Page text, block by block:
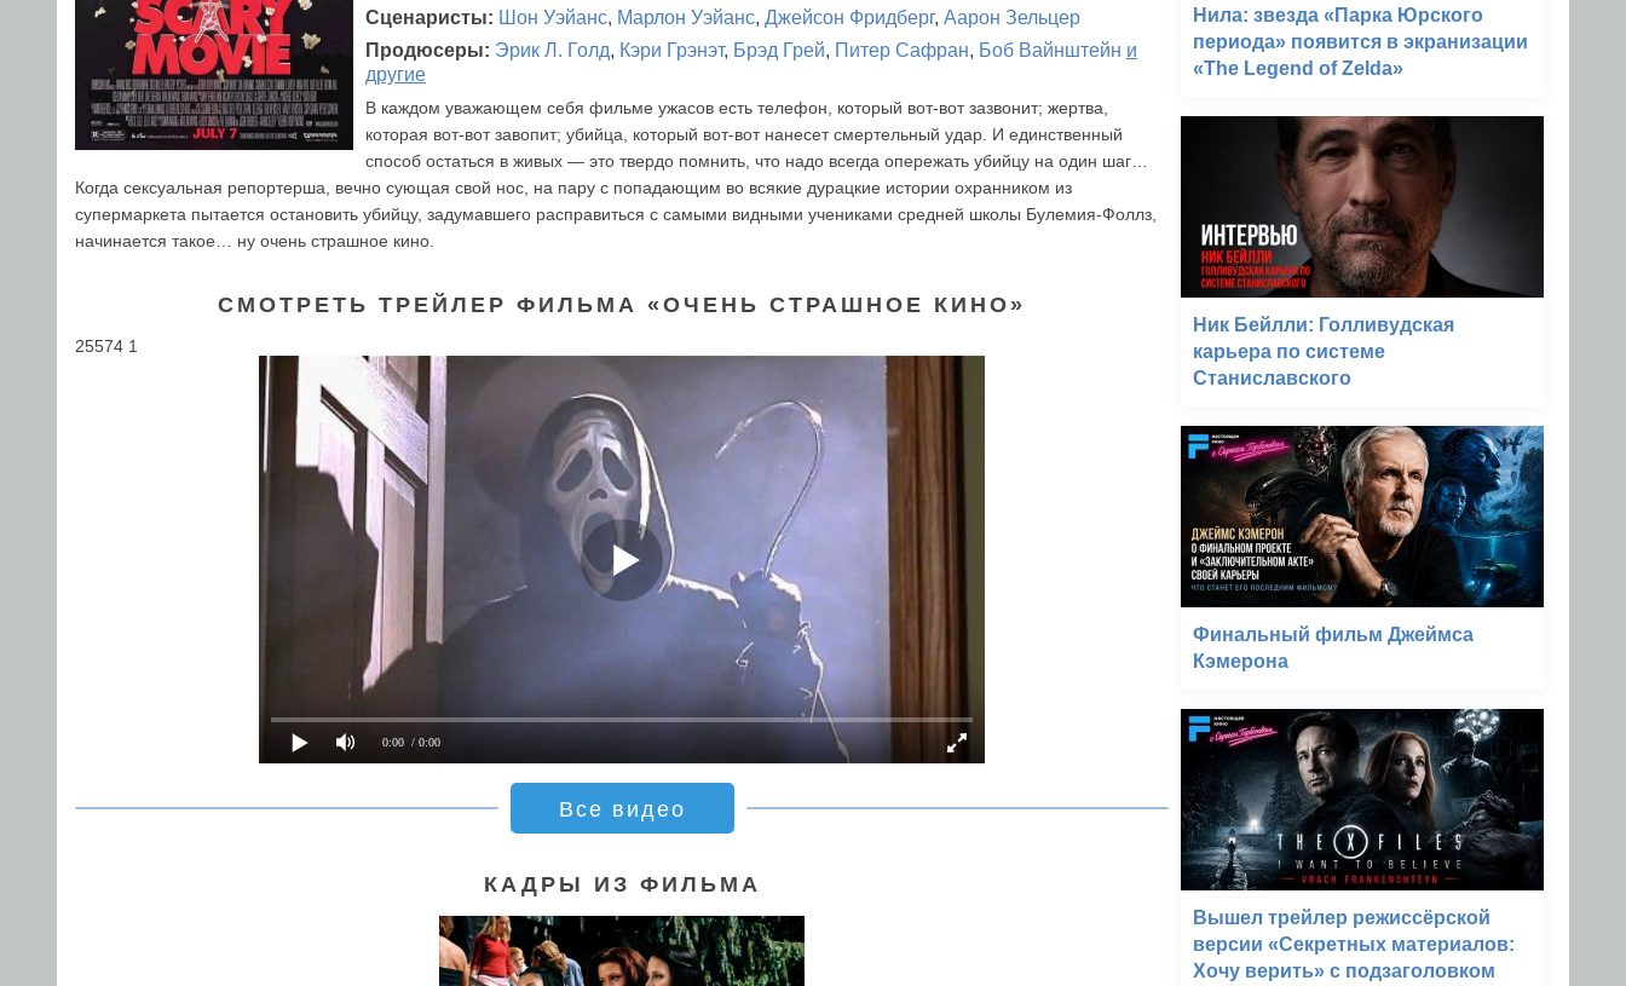
Сценаристы: Шон Уэйанс, Марлон Уэйанс, Джейсон Фридберг, Аарон Зельцер
Продюсеры: Эрик Л. Голд, Кэри Грэнэт, Брэд Грей, Питер Сафран, Боб Вайнштейн и
другие
В каждом уважающем себя фильме ужасов есть телефон, который вот-вот зазвонит; жертва,
которая вот-вот завопит; убийца, который вот-вот нанесет смертельный удар. И единственный
способ остаться в живых — это твердо помнить, что надо всегда опережать убийцу на один шаг…
Когда сексуальная репортерша, вечно сующая свой нос, на пару с попадающим во всякие дурацкие истории охранником из
супермаркета пытается остановить убийцу, задумавшего расправиться с самыми видными учениками средней школы Булемия-Фоллз,
начинается такое… ну очень страшное кино.
СМОТРЕТЬ ТРЕЙЛЕР ФИЛЬМА «ОЧЕНЬ СТРАШНОЕ КИНО»
25574 1
0:00 / 0:00
Все видео
КАДРЫ ИЗ ФИЛЬМА
Нила: звезда «Парка Юрского
периода» появится в экранизации
«The Legend of Zelda»
Ник Бейлли: Голливудская
карьера по системе
Станиславского
Финальный фильм Джеймса
Кэмерона
Вышел трейлер режиссёрской
версии «Секретных материалов:
Хочу верить» с подзаголовком